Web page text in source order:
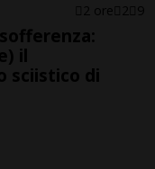
2 ore 2 9
il
sciistico di